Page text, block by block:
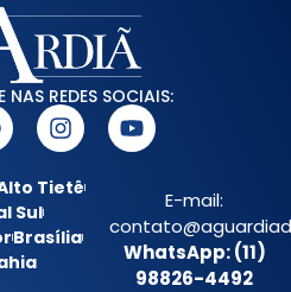
NAS REDES SOCIAIS:
Tietê
Sul
Brasília
E-mail:
WhatsApp: (11)
98826-4492